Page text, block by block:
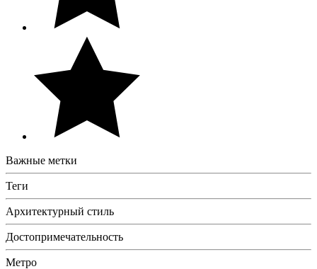
Важные метки
Теги
Архитектурный стиль
Достопримечательность
Метро